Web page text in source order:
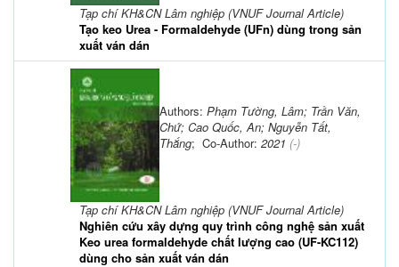
Tạp chí KH&CN Lâm nghiệp (VNUF Journal Article)
Tạo keo Urea - Formaldehyde (UFn) dùng trong sản
xuất ván dán
Tạp chí KH&CN Lâm nghiệp (VNUF Journal Article)
Nghiên cứu xây dựng quy trình công nghệ sản xuất
Keo urea formaldehyde chất lượng cao (UF-KC112)
dùng cho sản xuất ván dán
Authors: Phạm Tường, Lâm; Trần Văn,
Chứ; Cao Quốc, An; Nguyễn Tất,
Thắng; Co-Author: 2021 (-)